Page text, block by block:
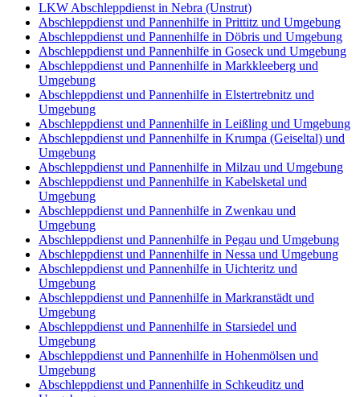
LKW Abschleppdienst in Nebra (Unstrut)
Abschleppdienst und Pannenhilfe in Prittitz und Umgebung
Abschleppdienst und Pannenhilfe in Döbris und Umgebung
Abschleppdienst und Pannenhilfe in Goseck und Umgebung
Abschleppdienst und Pannenhilfe in Markkleeberg und
Umgebung
Abschleppdienst und Pannenhilfe in Elstertrebnitz und
Umgebung
Abschleppdienst und Pannenhilfe in Leißling und Umgebung
Abschleppdienst und Pannenhilfe in Krumpa (Geiseltal) und
Umgebung
Abschleppdienst und Pannenhilfe in Milzau und Umgebung
Abschleppdienst und Pannenhilfe in Kabelsketal und
Umgebung
Abschleppdienst und Pannenhilfe in Zwenkau und
Umgebung
Abschleppdienst und Pannenhilfe in Pegau und Umgebung
Abschleppdienst und Pannenhilfe in Nessa und Umgebung
Abschleppdienst und Pannenhilfe in Uichteritz und
Umgebung
Abschleppdienst und Pannenhilfe in Markranstädt und
Umgebung
Abschleppdienst und Pannenhilfe in Starsiedel und
Umgebung
Abschleppdienst und Pannenhilfe in Hohenmölsen und
Umgebung
Abschleppdienst und Pannenhilfe in Schkeuditz und